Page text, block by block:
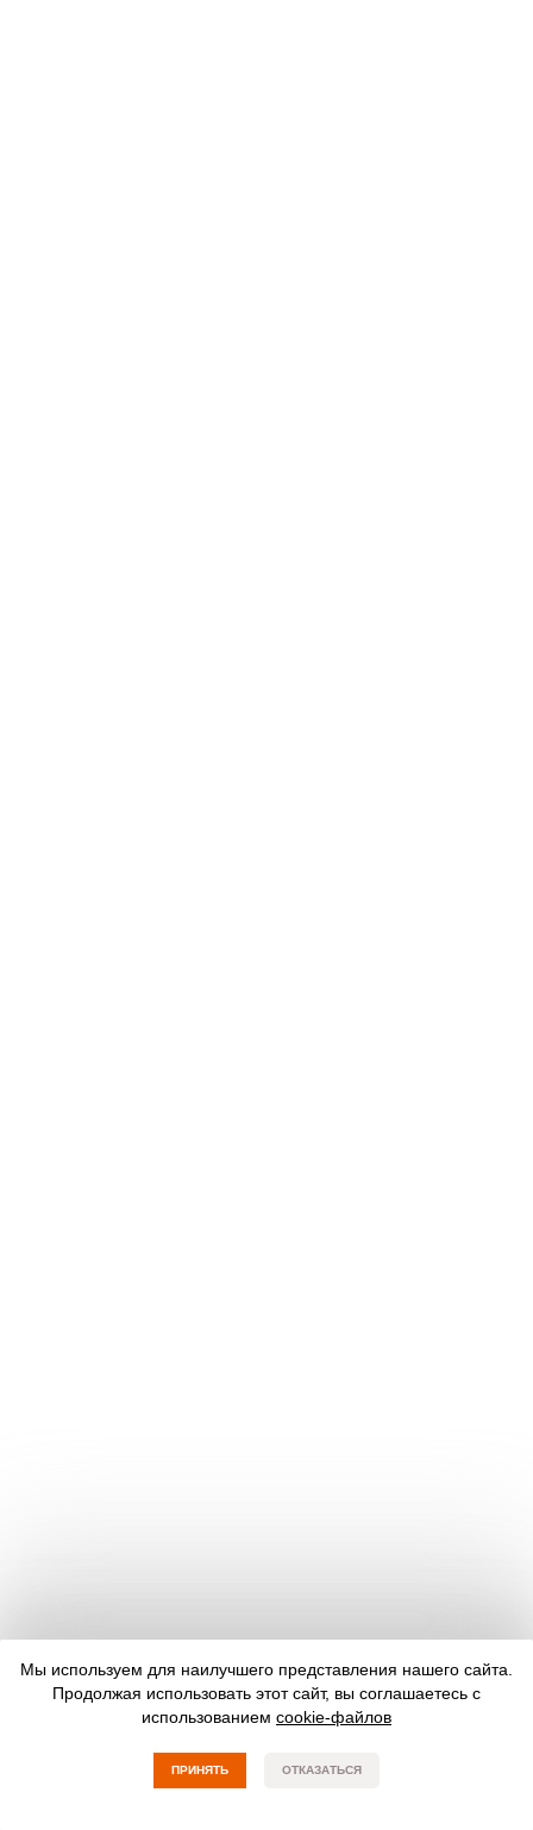
Мы используем для наилучшего представления нашего сайта.
Продолжая использовать этот сайт, вы соглашаетесь с
использованием cookie-файлов
ПРИНЯТЬ ОТКАЗАТЬСЯ